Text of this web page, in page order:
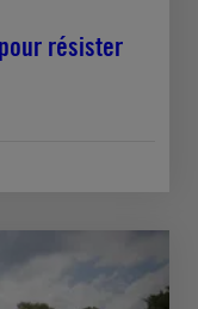
résister